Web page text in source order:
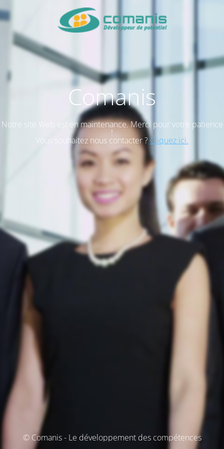
Comanis
Notre site Web est en maintenance. Merci pour votre patience
!
Vous souhaitez nous contacter ? Cliquez ici.
© Comanis - Le développement des compétences